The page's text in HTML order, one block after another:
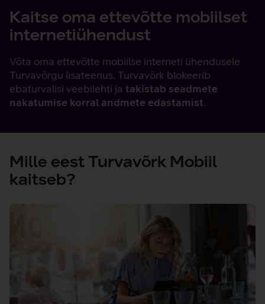
Kaitse oma ettevõtte mobiilset
internetiühendust
Võta oma ettevõtte mobiilse interneti ühendusele
Turvavõrgu lisateenus. Turvavõrk blokeerib
ebaturvalisi veebilehti ja takistab seadmete
nakatumise korral andmete edastamist.
Mille eest Turvavõrk Mobiil
kaitseb?